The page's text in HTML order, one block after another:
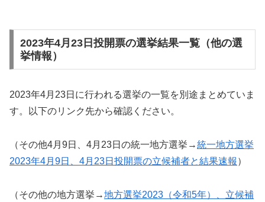
2023年4月23日投開票の選挙結果一覧（他の選
挙情報）
2023年4月23日に行われる選挙の一覧を別途まとめていま
す。以下のリンク先から確認ください。
（その他4月9日、4月23日の統一地方選挙→統一地方選挙
2023年4月9日、4月23日投開票の立候補者と結果速報 ）
（その他の地方選挙→地方選挙2023（令和5年）、立候補